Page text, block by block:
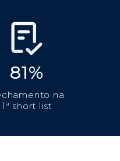
81%
na
1ª short list